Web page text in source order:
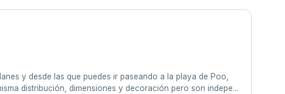
y desde las que puedes ir paseando a la playa de Poo,
distribución, dimensiones y decoración pero son indepe...